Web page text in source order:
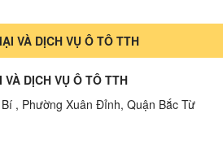
VÀ DỊCH VỤ Ô TÔ TTH
DỊCH VỤ Ô TÔ TTH
, Phường Xuân Đỉnh, Quận Bắc Từ